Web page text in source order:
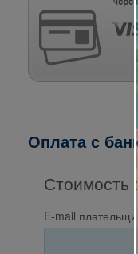
Оплата с
Стоимость :
E-mail